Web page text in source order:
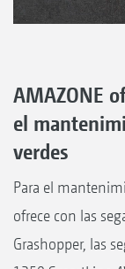
AMAZONE
el
verdes
Para el
ofrece con las
Grashopper, las